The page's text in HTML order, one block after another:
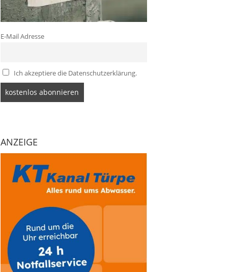
E-Mail Adresse
Ich akzeptiere die Datenschutzerklärung.
ANZEIGE